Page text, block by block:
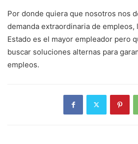
Por donde quiera que nosotros nos
demanda extraordinaria de
Estado es el mayor empleador pero
buscar soluciones alternas para
empleos.